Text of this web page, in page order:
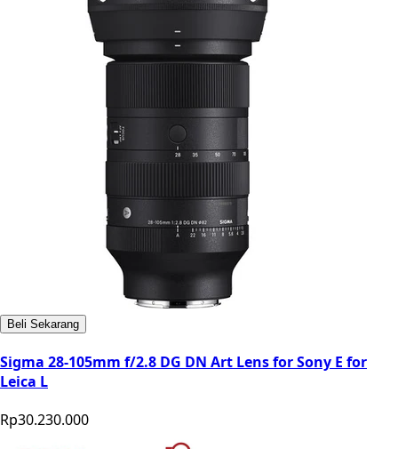
Beli Sekarang
Sigma 28-105mm f/2.8 DG DN Art Lens for Sony E for
Leica L
Rp30.230.000